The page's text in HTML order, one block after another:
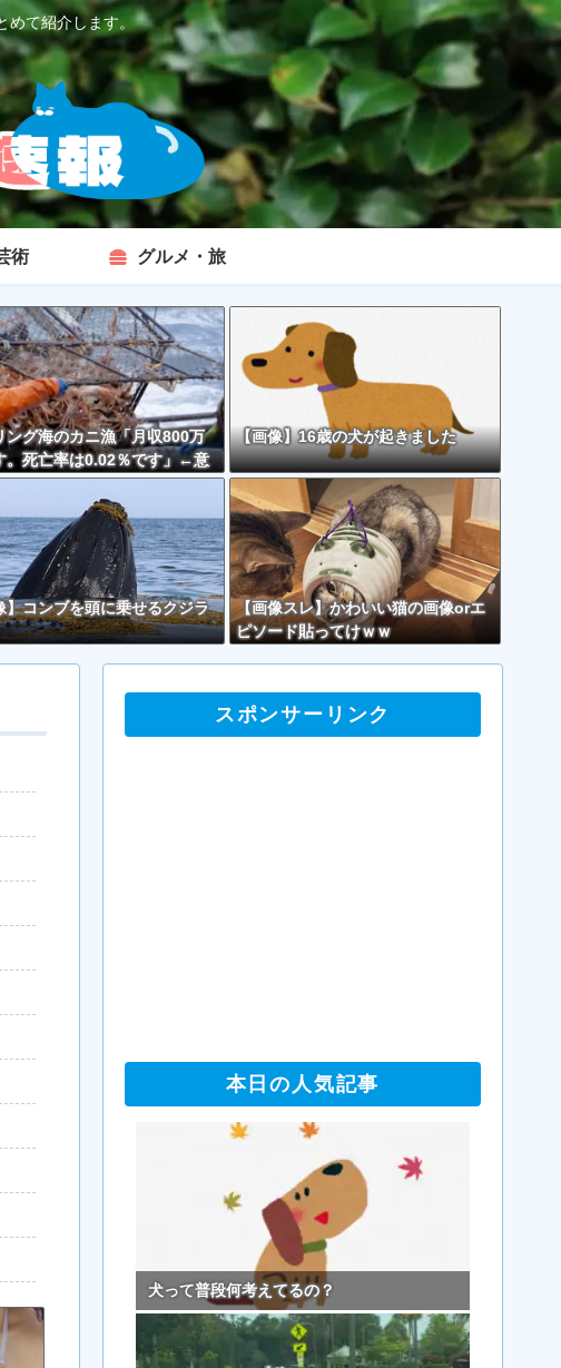
めて紹介します。
術 グルメ・旅
ング海のカニ漁「月収800万
。死亡率は0.02％です」←意
んな悪くなくない？？？
【画像】16歳の犬が起きました
】コンブを頭に乗せるクジラ
【画像スレ】かわいい猫の画像orエ
ピソード貼ってけｗｗ
スポンサーリンク
本日の人気記事
犬って普段何考えてるの？